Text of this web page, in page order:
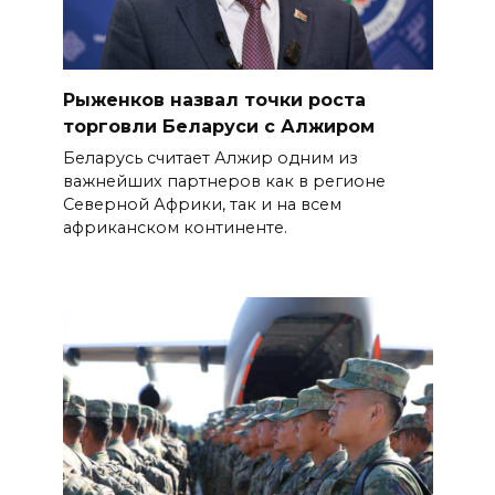
Рыженков назвал точки роста
торговли Беларуси с Алжиром
Беларусь считает Алжир одним из
важнейших партнеров как в регионе
Северной Африки, так и на всем
африканском континенте.